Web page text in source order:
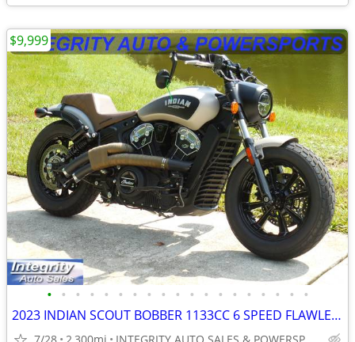
• • • • • • • • • • • • • • • • • • •
2023 INDIAN SCOUT BOBBER 1133CC 6 SPEED FLAWLESS BIKE NO BS FEES
$9,999